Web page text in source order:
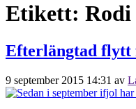
Etikett: Rodi
Efterlängtad flytt
9 september 2015 14:31 av